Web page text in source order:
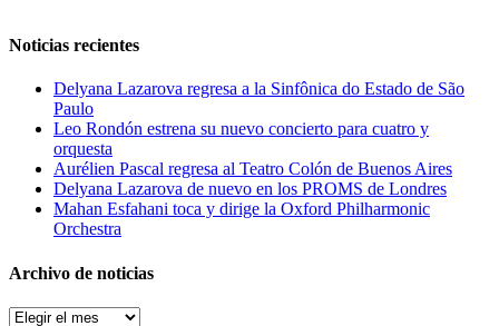
Noticias recientes
Delyana Lazarova regresa a la Sinfônica do Estado de São
Paulo
Leo Rondón estrena su nuevo concierto para cuatro y
orquesta
Aurélien Pascal regresa al Teatro Colón de Buenos Aires
Delyana Lazarova de nuevo en los PROMS de Londres
Mahan Esfahani toca y dirige la Oxford Philharmonic
Orchestra
Archivo de noticias
Archivo